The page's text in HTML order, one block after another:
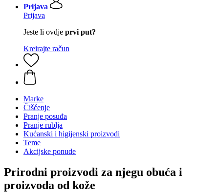
Prijava
Prijava
Jeste li ovdje prvi put?
Kreirajte račun
Marke
Čišćenje
Pranje posuđa
Pranje rublja
Kućanski i higijenski proizvodi
Teme
Akcijske ponude
Prirodni proizvodi za njegu obuća i
proizvoda od kože